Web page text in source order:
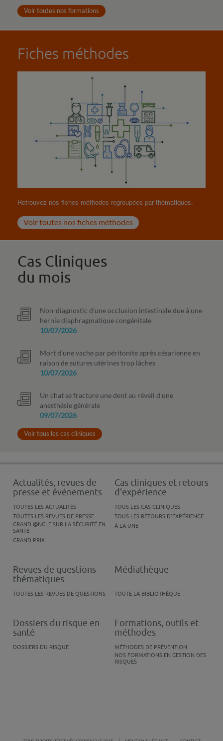
Voir toutes nos formations
Fiches méthodes
Retrouvez nos fiches méthodes regroupées par thématiques.
Voir toutes nos fiches méthodes
Cas Cliniques
du mois
Non-diagnostic d’une occlusion intestinale due à une
hernie diaphragmatique congénitale
10/07/2026
Mort d’une vache par péritonite après césarienne en
raison de sutures utérines trop lâches
10/07/2026
Un chat se fracture une dent au réveil d'une
anesthésie générale
09/07/2026
Voir tous les cas cliniques
Actualités, revues de
presse et événements
TOUTES LES ACTUALITÉS
TOUTES LES REVUES DE PRESSE
GRAND @NGLE SUR LA SÉCURITÉ EN
SANTÉ
GRAND PRIX
Cas cliniques et retours
d'expérience
TOUS LES CAS CLINIQUES
TOUS LES RETOURS D'EXPÉRIENCE
À LA UNE
Revues de questions
thématiques
TOUTES LES REVUES DE QUESTIONS
Médiathèque
TOUTE LA BIBLIOTHÈQUE
Dossiers du risque en
santé
DOSSIERS DU RISQUE
Formations, outils et
méthodes
MÉTHODES DE PRÉVENTION
NOS FORMATIONS EN GESTION DES
RISQUES